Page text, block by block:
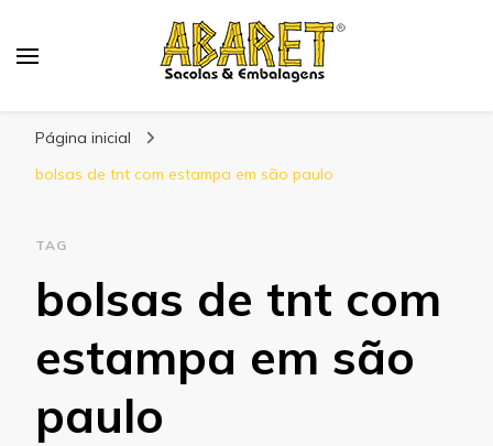
Página inicial
bolsas de tnt com estampa em são paulo
TAG
bolsas de tnt com
estampa em são
paulo